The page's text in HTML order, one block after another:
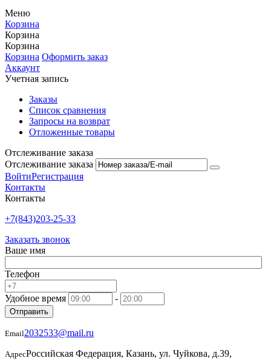
Меню
Корзина
Корзина
Корзина
Корзина Оформить заказ
Аккаунт
Учетная запись
Заказы
Список сравнения
Запросы на возврат
Отложенные товары
Отслеживание заказа
Отслеживание заказа
ВойтиРегистрация
Контакты
Контакты
+7(843)203-25-33
Заказать звонок
Ваше имя
Телефон
Удобное время -
Отправить
Email2032533@mail.ru
АдресРоссийская Федерация, Казань, ул. Чуйкова, д.39,